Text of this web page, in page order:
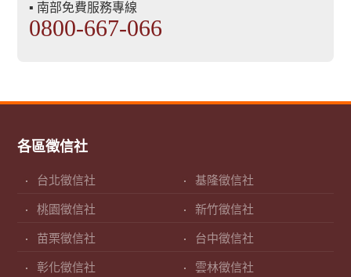
▪ 南部免費服務專線
0800-667-066
各區徵信社
台北徵信社 基隆徵信社
桃園徵信社 新竹徵信社
苗栗徵信社 台中徵信社
彰化徵信社 雲林徵信社